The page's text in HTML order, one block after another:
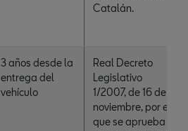
Catalán.
3 años desde la
entrega del
vehículo
Real Decreto
Legislativo
1/2007, de 16 de
noviembre, por el
que se aprueba